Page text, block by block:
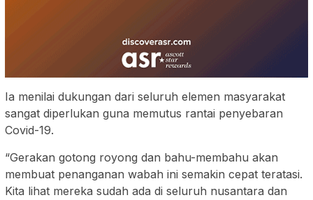
Ia menilai dukungan dari seluruh elemen masyarakat
sangat diperlukan guna memutus rantai penyebaran
Covid-19.
“Gerakan gotong royong dan bahu-membahu akan
membuat penanganan wabah ini semakin cepat teratasi.
Kita lihat mereka sudah ada di seluruh nusantara dan